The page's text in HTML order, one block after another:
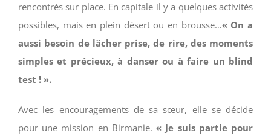
rencontrés sur place. En capitale il y a quelques activités
possibles, mais en plein désert ou en brousse…« On a
aussi besoin de lâcher prise, de rire, des moments
simples et précieux, à danser ou à faire un blind
test ! ».
Avec les encouragements de sa sœur, elle se décide
pour une mission en Birmanie.« Je suis partie pour